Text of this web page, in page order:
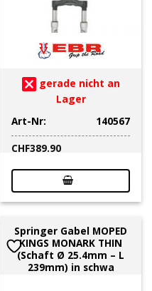
gerade nicht an
Lager
Art-Nr:
140567
CHF389.90
Springer Gabel MOPED
KINGS MONARK THIN
(Schaft Ø 25.4mm – L
239mm) in schwa